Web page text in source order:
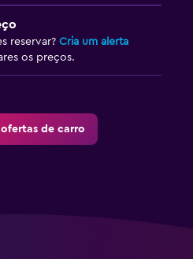
reservar? Cria um alerta
os preços.
ofertas de carro